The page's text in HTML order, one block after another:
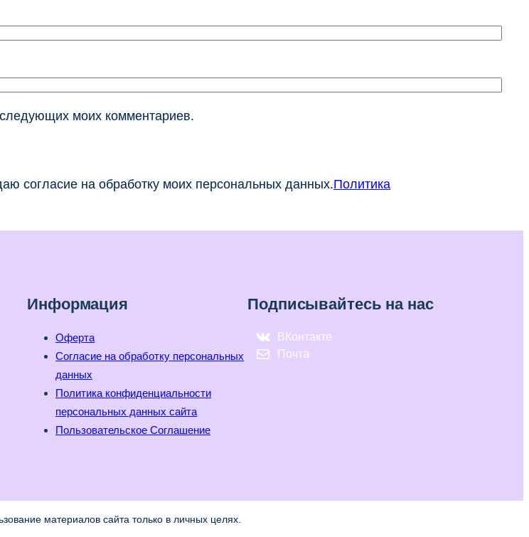
моих комментариев.
согласие на обработку моих персональных данных.Политика
Информация
Оферта
Согласие на обработку персональных
данных
Политика конфиденциальности
персональных данных сайта
Пользовательское Соглашение
Подписывайтесь на нас
ВКонтакте
Почта
материалов сайта только в личных целях.